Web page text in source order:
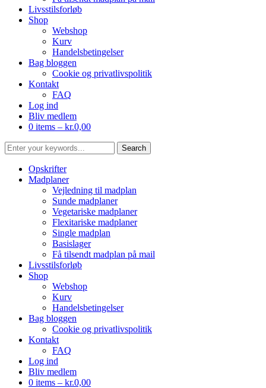
Livsstilsforløb
Shop
Webshop
Kurv
Handelsbetingelser
Bag bloggen
Cookie og privatlivspolitik
Kontakt
FAQ
Log ind
Bliv medlem
0 items – kr.0,00
Opskrifter
Madplaner
Vejledning til madplan
Sunde madplaner
Vegetariske madplaner
Flexitariske madplaner
Single madplan
Basislager
Få tilsendt madplan på mail
Livsstilsforløb
Shop
Webshop
Kurv
Handelsbetingelser
Bag bloggen
Cookie og privatlivspolitik
Kontakt
FAQ
Log ind
Bliv medlem
0 items – kr.0,00